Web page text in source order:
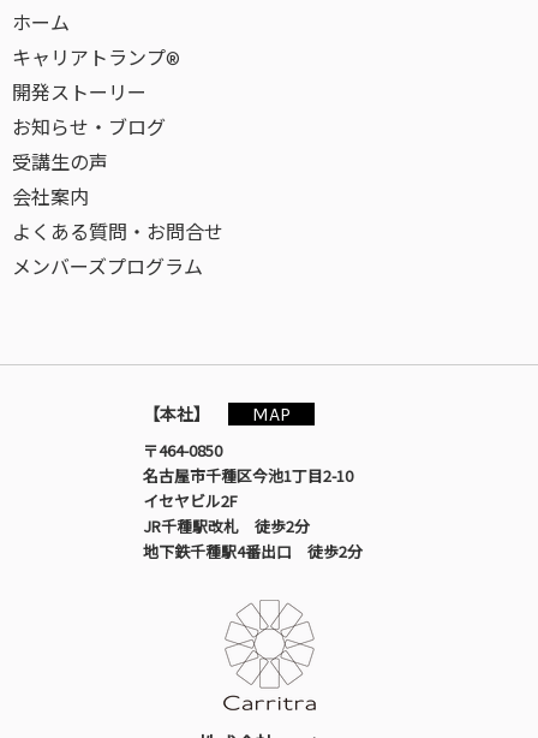
ホーム
キャリアトランプ®
開発ストーリー
お知らせ・ブログ
受講生の声
会社案内
よくある質問・お問合せ
メンバーズプログラム
【本社】
MAP
〒464-0850
名古屋市千種区今池1丁目2-10
イセヤビル2F
JR千種駅改札 徒歩2分
地下鉄千種駅4番出口 徒歩2分